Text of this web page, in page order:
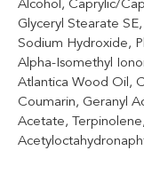
Alcohol, Caprylic/
Glyceryl Stearate
Sodium Hydroxide,
Alpha-Isomethyl
Atlantica Wood Oil,
Coumarin, Geranyl
Acetate,